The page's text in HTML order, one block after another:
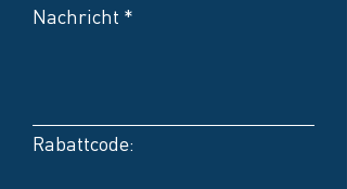
Nachricht
Rabattcode: